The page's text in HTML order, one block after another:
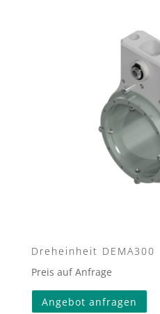
Dreheinheit DEMA300
Preis auf Anfrage
Angebot anfragen